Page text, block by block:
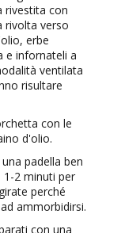
rivestita con
rivolta verso
erbe
e infornateli a
ventilata
risultare
con le
d'olio.
padella ben
2 minuti per
perché
ammorbidirsi.
con una